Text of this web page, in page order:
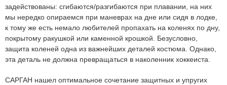
задействованы: сгибаются/разгибаются при плавании, на них
мы нередко опираемся при маневрах на дне или сидя в лодке,
к тому же есть немало любителей пропахать на коленях по дну,
покрытому ракушкой или каменной крошкой. Безусловно,
защита коленей одна из важнейших деталей костюма. Однако,
эта деталь не должна превращаться в наколенник хоккеиста.
САРГАН нашел оптимальное сочетание защитных и упругих